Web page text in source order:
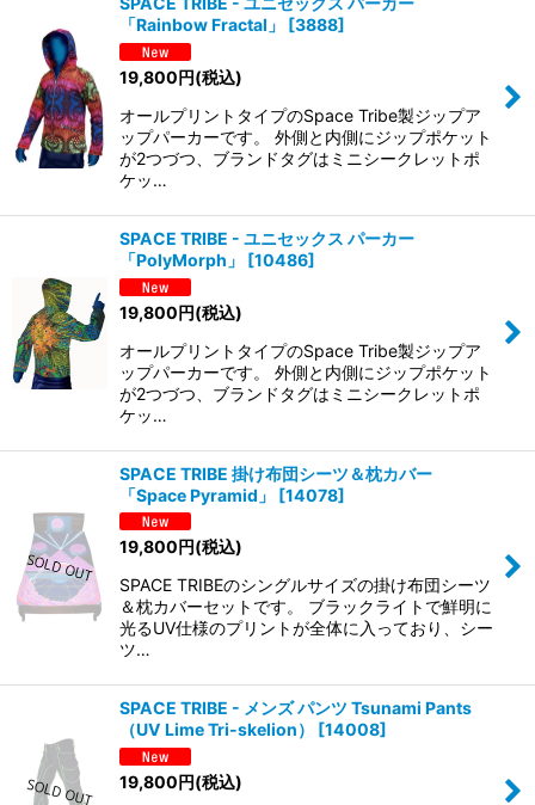
「Rainbow Fractal」
[3888]
19,800円(税込)
オールプリントタイプのSpace Tribe製ジップア
ップパーカーです。 外側と内側にジップポケット
が2つづつ、ブランドタグはミニシークレットポ
ケッ…
SPACE TRIBE - ユニセックス パーカー
「PolyMorph」
[10486]
19,800円(税込)
オールプリントタイプのSpace Tribe製ジップア
ップパーカーです。 外側と内側にジップポケット
が2つづつ、ブランドタグはミニシークレットポ
ケッ…
SPACE TRIBE 掛け布団シーツ＆枕カバー
「Space Pyramid」
[14078]
19,800円(税込)
SPACE TRIBEのシングルサイズの掛け布団シーツ
＆枕カバーセットです。 ブラックライトで鮮明に
光るUV仕様のプリントが全体に入っており、シー
ツ…
SPACE TRIBE - メンズ パンツ Tsunami Pants
（UV Lime Tri-skelion）
[14008]
19,800円(税込)